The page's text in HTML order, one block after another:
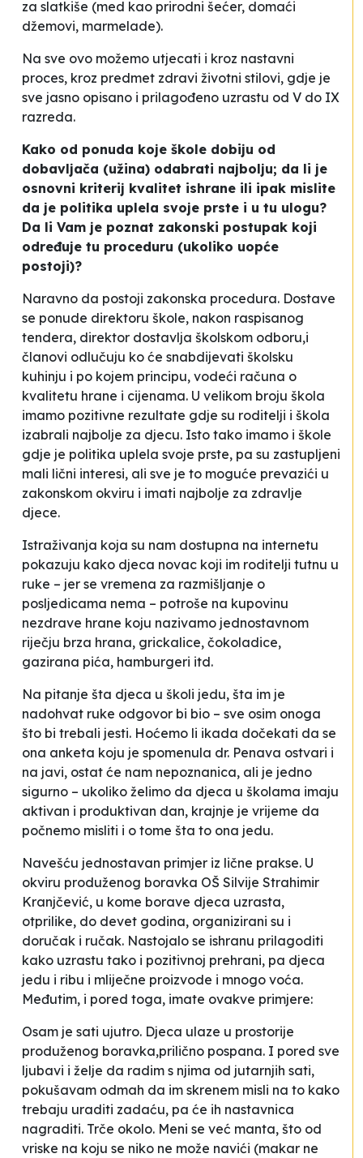
za slatkiše (med kao prirodni šećer, domaći
džemovi, marmelade).
Na sve ovo možemo utjecati i kroz nastavni
proces, kroz predmet zdravi životni stilovi, gdje je
sve jasno opisano i prilagođeno uzrastu od V do IX
razreda.
Kako od ponuda koje škole dobiju od
dobavljača (užina) odabrati najbolju; da li je
osnovni kriterij kvalitet ishrane ili ipak mislite
da je politika uplela svoje prste i u tu ulogu?
Da li Vam je poznat zakonski postupak koji
određuje tu proceduru (ukoliko uopće
postoji)?
Naravno da postoji zakonska procedura. Dostave
se ponude direktoru škole, nakon raspisanog
tendera, direktor dostavlja školskom odboru,i
članovi odlučuju ko će snabdijevati školsku
kuhinju i po kojem principu, vodeći računa o
kvalitetu hrane i cijenama. U velikom broju škola
imamo pozitivne rezultate gdje su roditelji i škola
izabrali najbolje za djecu. Isto tako imamo i škole
gdje je politika uplela svoje prste, pa su zastupljeni
mali lični interesi, ali sve je to moguće prevazići u
zakonskom okviru i imati najbolje za zdravlje
djece.
Istraživanja koja su nam dostupna na internetu
pokazuju kako djeca novac koji im roditelji tutnu u
ruke – jer se vremena za razmišljanje o
posljedicama nema – potroše na kupovinu
nezdrave hrane koju nazivamo jednostavnom
riječju brza hrana, grickalice, čokoladice,
gazirana pića, hamburgeri itd.
Na pitanje šta djeca u školi jedu, šta im je
nadohvat ruke odgovor bi bio – sve osim onoga
što bi trebali jesti. Hoćemo li ikada dočekati da se
ona anketa koju je spomenula dr. Penava ostvari i
na javi, ostat će nam nepoznanica, ali je jedno
sigurno – ukoliko želimo da djeca u školama imaju
aktivan i produktivan dan, krajnje je vrijeme da
počnemo misliti i o tome šta to ona jedu.
Navešću jednostavan primjer iz lične prakse. U
okviru produženog boravka OŠ Silvije Strahimir
Kranjčević, u kome borave djeca uzrasta,
otprilike, do devet godina, organizirani su i
doručak i ručak. Nastojalo se ishranu prilagoditi
kako uzrastu tako i pozitivnoj prehrani, pa djeca
jedu i ribu i mliječne proizvode i mnogo voća.
Međutim, i pored toga, imate ovakve primjere:
Osam je sati ujutro. Djeca ulaze u prostorije
produženog boravka,prilično pospana. I pored sve
ljubavi i želje da radim s njima od jutarnjih sati,
pokušavam odmah da im skrenem misli na to kako
trebaju uraditi zadaću, pa će ih nastavnica
nagraditi. Trče okolo. Meni se već manta, što od
vriske na koju se niko ne može navići (makar ne